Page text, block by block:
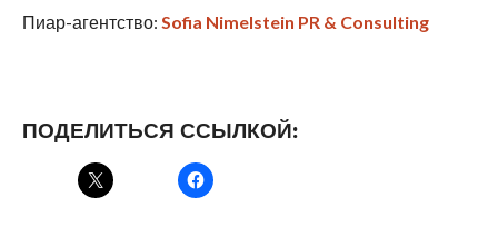
Пиар-агентство: Sofia Nimelstein PR & Consulting
ПОДЕЛИТЬСЯ ССЫЛКОЙ: